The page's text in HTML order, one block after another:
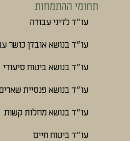
תחומי ההתמחות
עו״ד לדיני עבודה
עו״ד בנושא אובדן כושר
עו״ד בנושא ביטוח סיעודי
עו״ד בנושא פנסיית
עו״ד בנושא מחלות קשות
עו״ד ביטוח חיים